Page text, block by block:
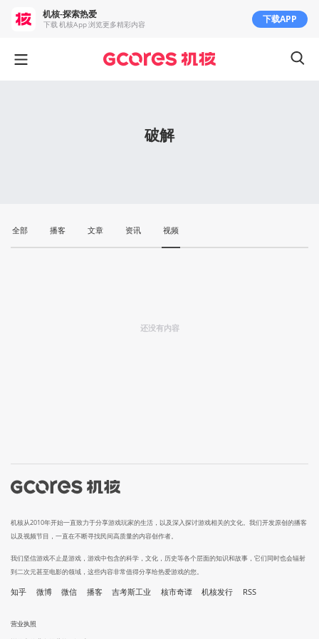
破解
全部 播客 文章 资讯 视频
还没有内容
机核从2010年开始一直致力于分享游戏玩家的生活，以及深入探讨游戏相关的文化。我们开发原创的播客
以及视频节目，一直在不断寻找民间高质量的内容创作者。
我们坚信游戏不止是游戏，游戏中包含的科学，文化，历史等各个层面的知识和故事，它们同时也会辐射
到二次元甚至电影的领域，这些内容非常值得分享给热爱游戏的您。
知乎 微博 微信 播客 吉考斯工业 核市奇谭 机核发行 RSS
营业执照
机核-探索热爱
下载 机核App 浏览更多精彩内容 下载APP